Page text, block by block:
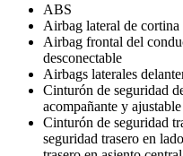
ABS
Airbag lateral de cortina
Airbag frontal del
desconectable
Airbags laterales
Cinturón de seguridad
acompañante y
Cinturón de seguridad
seguridad trasero en